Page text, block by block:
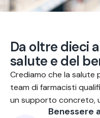
Da oltre dieci a
salute e del be
Crediamo che la salute
team di farmacisti
un supporto concreto,
Benessere